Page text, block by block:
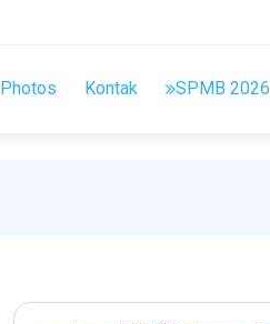
Photos Kontak SPMB 2026